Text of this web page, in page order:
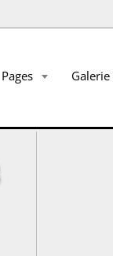
Pages